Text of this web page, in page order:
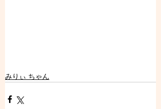
みりぃ ちゃん